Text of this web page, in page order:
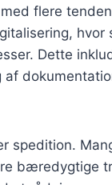
flere
hvor
Dette
spedition.
bæredygtige